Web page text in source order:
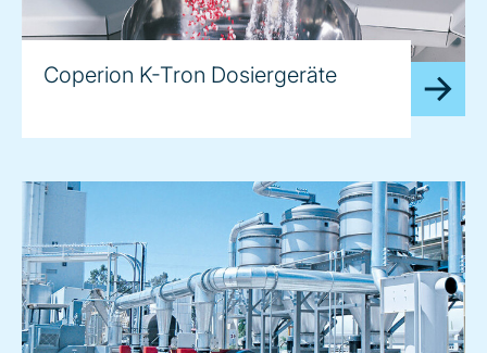
Coperion K-Tron Dosiergeräte